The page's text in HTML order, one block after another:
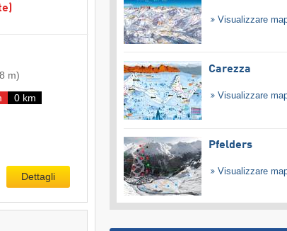
m)
0 km
Dettagli
Visualizzare
Carezza
Visualizzare
Pfelders
Visualizzare